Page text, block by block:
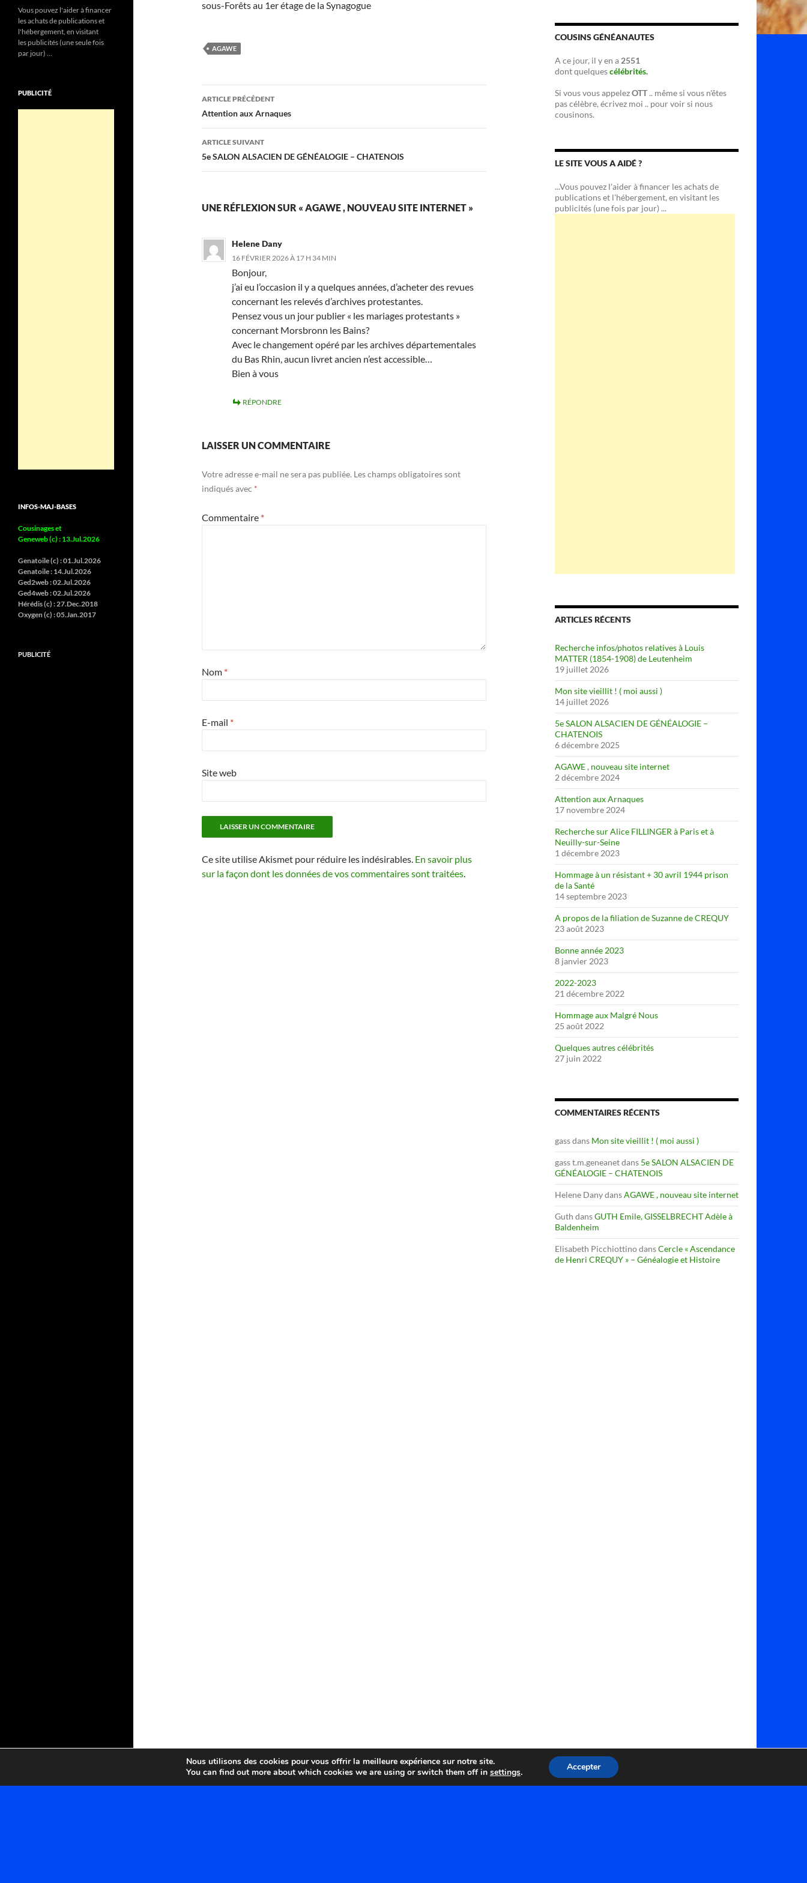
sous-Forêts au 1er étage de la Synagogue
AGAWE
Navigation
des
articles
ARTICLE PRÉCÉDENT
Attention aux Arnaques
ARTICLE SUIVANT
5e SALON ALSACIEN DE GÉNÉALOGIE – CHATENOIS
UNE RÉFLEXION SUR « AGAWE , NOUVEAU SITE INTERNET »
Helene Dany
16 FÉVRIER 2026 À 17 H 34 MIN
Bonjour,
j’ai eu l’occasion il y a quelques années, d’acheter des revues
concernant les relevés d’archives protestantes.
Pensez vous un jour publier « les mariages protestants »
concernant Morsbronn les Bains?
Avec le changement opéré par les archives départementales
du Bas Rhin, aucun livret ancien n’est accessible…
Bien à vous
RÉPONDRE
LAISSER UN COMMENTAIRE
Votre adresse e-mail ne sera pas publiée. Les champs obligatoires sont
indiqués avec *
Commentaire *
Nom *
E-mail *
Site web
Ce site utilise Akismet pour réduire les indésirables. En savoir plus
sur la façon dont les données de vos commentaires sont traitées.
COUSINS GÉNÉANAUTES
A ce jour, il y en a 2551
dont quelquescélébrités.
Si vous vous appelezOTT.. même si vous n'êtes
pas célèbre, écrivez moi .. pour voir si nous
cousinons.
LE SITE VOUS A AIDÉ ?
...Vous pouvez l'aider à financer les achats de
publications et l'hébergement, en visitant les
publicités (une fois par jour) ...
ARTICLES RÉCENTS
Recherche infos/photos relatives à Louis
MATTER (1854-1908) de Leutenheim
19 juillet 2026
Mon site vieillit ! ( moi aussi )
14 juillet 2026
5e SALON ALSACIEN DE GÉNÉALOGIE –
CHATENOIS
6 décembre 2025
AGAWE , nouveau site internet
2 décembre 2024
Attention aux Arnaques
17 novembre 2024
Recherche sur Alice FILLINGER à Paris et à
Neuilly-sur-Seine
1 décembre 2023
Hommage à un résistant + 30 avril 1944 prison
de la Santé
14 septembre 2023
A propos de la filiation de Suzanne de CREQUY
23 août 2023
Bonne année 2023
8 janvier 2023
2022-2023
21 décembre 2022
Hommage aux Malgré Nous
25 août 2022
Quelques autres célébrités
27 juin 2022
COMMENTAIRES RÉCENTS
gassdans Mon site vieillit ! ( moi aussi )
gass t.m.geneanetdans 5e SALON ALSACIEN DE
GÉNÉALOGIE – CHATENOIS
Helene DanydansAGAWE , nouveau site internet
Guth dansGUTH Emile, GISSELBRECHT Adèle à
Baldenheim
Elisabeth PicchiottinodansCercle « Ascendance
de Henri CREQUY » – Généalogie et Histoire
Vous pouvez l'aider à financer
les achats de publications et
l'hébergement, en visitant
les publicités (une seule fois
par jour) ...
PUBLICITÉ
INFOS-MAJ-BASES
Cousinages et
Geneweb (c) : 13.Jul.2026
Genatoile (c) :01.Jul.2026
Genatoile : 14.Jul.2026
Ged2web :02.Jul.2026
Ged4web :02.Jul.2026
Hérédis (c) :27.Dec.2018
Oxygen (c) :05.Jan.2017
PUBLICITÉ
Nous utilisons des cookies pour vous offrir la meilleure expérience sur notre site.
You can find out more about which cookies we are using or switch them off in settings. Accepter